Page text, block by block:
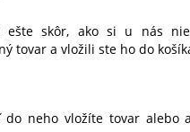
ešte skôr, ako si u nás
tovar a vložili ste ho do
do neho vložíte tovar